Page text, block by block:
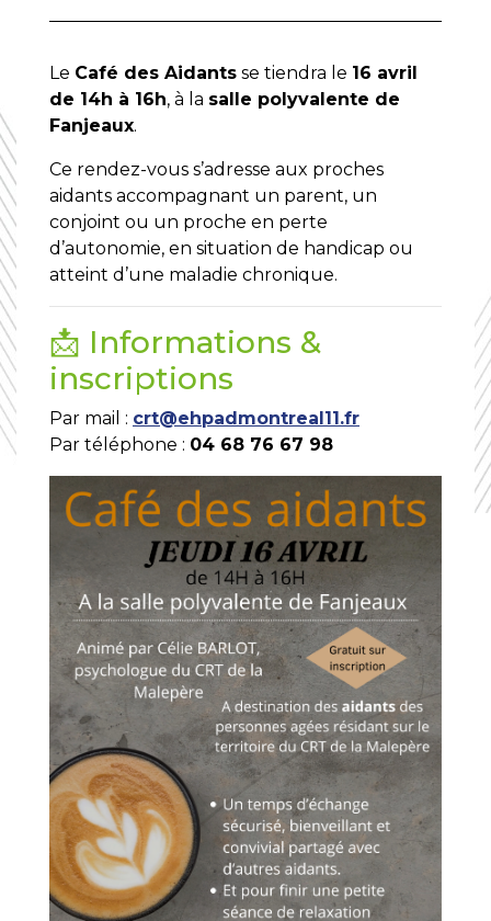
Le Café des Aidants se tiendra le 16 avril
de 14h à 16h, à la salle polyvalente de
Fanjeaux.
Ce rendez-vous s’adresse aux proches
aidants accompagnant un parent, un
conjoint ou un proche en perte
d’autonomie, en situation de handicap ou
atteint d’une maladie chronique.
📩 Informations &
inscriptions
Par mail : crt@ehpadmontreal11.fr
Par téléphone : 04 68 76 67 98